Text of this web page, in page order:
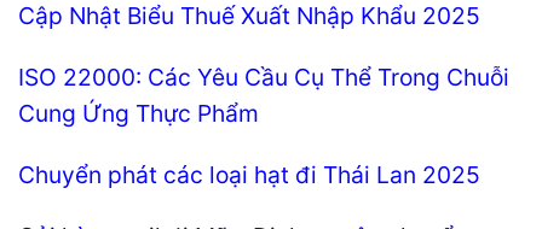
Cập Nhật Biểu Thuế Xuất Nhập Khẩu 2025
ISO 22000: Các Yêu Cầu Cụ Thể Trong Chuỗi
Cung Ứng Thực Phẩm
Chuyển phát các loại hạt đi Thái Lan 2025